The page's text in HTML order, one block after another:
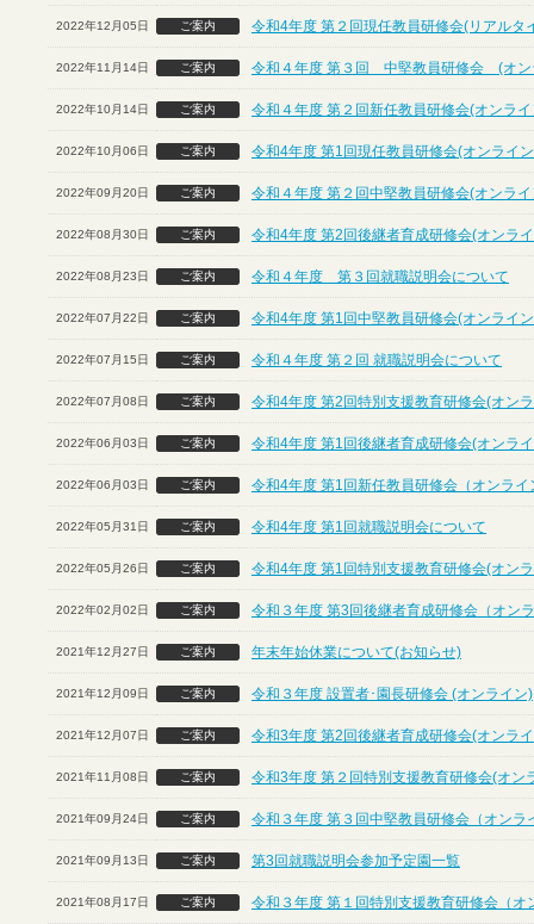
2022年12月05日 ご案内 令和4年度 第２回現任教員研修会(リアルタ
2022年11月14日 ご案内 令和４年度 第３回 中堅教員研修会 (オン
2022年10月14日 ご案内 令和４年度 第２回新任教員研修会(オンラ
2022年10月06日 ご案内 令和4年度 第1回現任教員研修会(オンライ
2022年09月20日 ご案内 令和４年度 第２回中堅教員研修会(オンラ
2022年08月30日 ご案内 令和4年度 第2回後継者育成研修会(オンラ
2022年08月23日 ご案内 令和４年度 第３回就職説明会について
2022年07月22日 ご案内 令和4年度 第1回中堅教員研修会(オンライ
2022年07月15日 ご案内 令和４年度 第２回 就職説明会について
2022年07月08日 ご案内 令和4年度 第2回特別支援教育研修会(オン
2022年06月03日 ご案内 令和4年度 第1回後継者育成研修会(オンラ
2022年06月03日 ご案内 令和4年度 第1回新任教員研修会（オンライ
2022年05月31日 ご案内 令和4年度 第1回就職説明会について
2022年05月26日 ご案内 令和4年度 第1回特別支援教育研修会(オン
2022年02月02日 ご案内 令和３年度 第3回後継者育成研修会（オン
2021年12月27日 ご案内 年末年始休業について(お知らせ)
2021年12月09日 ご案内 令和３年度 設置者･園長研修会 (オンライン)
2021年12月07日 ご案内 令和3年度 第2回後継者育成研修会(オンラ
2021年11月08日 ご案内 令和3年度 第２回特別支援教育研修会(オン
2021年09月24日 ご案内 令和３年度 第３回中堅教員研修会（オンラ
2021年09月13日 ご案内 第3回就職説明会参加予定園一覧
2021年08月17日 ご案内 令和３年度 第１回特別支援教育研修会（オ